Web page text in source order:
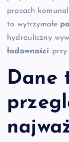
pracach
to wytrzymałe
hydrauliczny
ładowności
Dane